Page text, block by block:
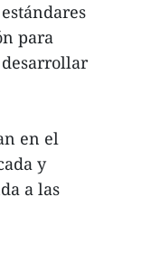
para
en el
y
a las